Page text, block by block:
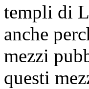
templi di
anche
mezzi
questi